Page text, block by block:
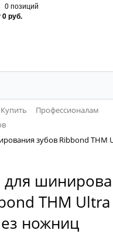
0 позиций
0 руб.
Купить
Профессионалам
зубов Ribbond THM
для
THM
ножниц